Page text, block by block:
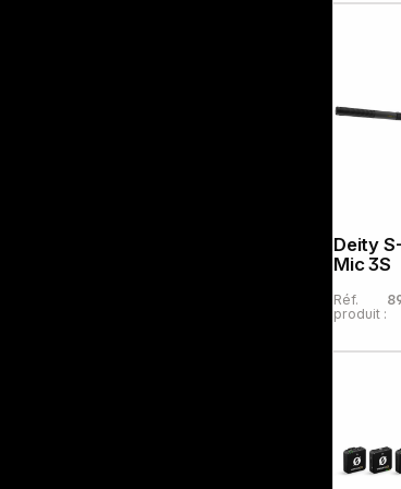
Deity
Mic 3S
Réf.
produit :